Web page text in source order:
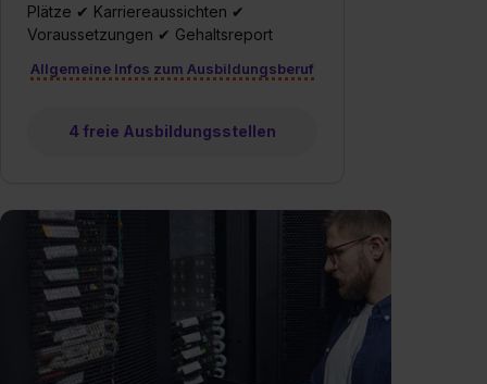
Plätze ✔ Karriereaussichten ✔
Voraussetzungen ✔ Gehaltsreport
Allgemeine Infos zum Ausbildungsberuf
4 freie Ausbildungsstellen